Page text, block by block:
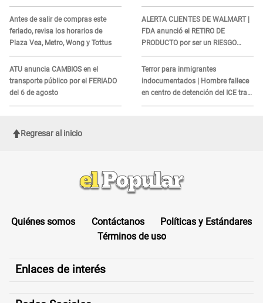
Antes de salir de compras este
feriado, revisa los horarios de
Plaza Vea, Metro, Wong y Tottus
ATU anuncia CAMBIOS en el
transporte público por el FERIADO
del 6 de agosto
ALERTA CLIENTES DE WALMART |
FDA anunció el RETIRO DE
PRODUCTO por ser un RIESGO
MORTAL para consumidores: ¿Cuál
es?
Terror para inmigrantes
indocumentados | Hombre fallece
en centro de detención del ICE tras
sufrir una "emergencia médica"
Regresar al inicio
Quiénes somos Contáctanos
Políticas y Estándares
Términos de uso
Enlaces de interés